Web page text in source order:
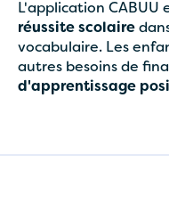
L'application CABUU
réussite scolaire
vocabulaire. Les
autres besoins de
d'apprentissage